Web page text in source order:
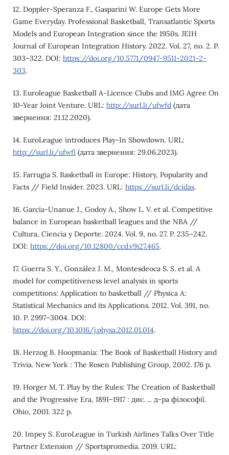
12. Doppler-Speranza F., Gasparini W. Europe Gets More
Game Everyday. Professional Basketball, Transatlantic Sports
Models and European Integration since the 1950s. JEIH
Journal of European Integration History. 2022. Vol. 27, no. 2. P.
303–322. DOI: https://doi.org/10.5771/0947-9511-2021-2-
303.
13. Euroleague Basketball A-Licence Clubs and IMG Agree On
10-Year Joint Venture. URL: http://surl.li/ufwfd(дата
звернення: 21.12.2020).
14. EuroLeague introduces Play-In Showdown. URL:
http://surl.li/ufwfl(дата звернення: 29.06.2023).
15. Farrugia S. Basketball in Europe: History, Popularity and
Facts // Field Insider. 2023. URL: https://surl.li/dcidas.
16. García-Unanue J., Godoy A., Show L. V. et al. Competitive
balance in European basketball leagues and the NBA //
Cultura, Ciencia y Deporte. 2024. Vol. 9, no. 27. P. 235–242.
DOI: https://doi.org/10.12800/ccd.v9i27.465.
17. Guerra S. Y., González J. M., Montesdeoca S. S. et al. A
model for competitiveness level analysis in sports
competitions: Application to basketball // Physica A:
Statistical Mechanics and its Applications. 2012. Vol. 391, no.
10. P. 2997–3004. DOI:
https://doi.org/10.1016/j.physa.2012.01.014.
18. Herzog B. Hoopmania: The Book of Basketball History and
Trivia. New York : The Rosen Publishing Group, 2002. 176 p.
19. Horger M. T. Play by the Rules: The Creation of Basketball
and the Progressive Era, 1891–1917 : дис. ... д-ра філософії.
Ohio, 2001. 322 p.
20. Impey S. EuroLeague in Turkish Airlines Talks Over Title
Partner Extension // Sportspromedia. 2019. URL: